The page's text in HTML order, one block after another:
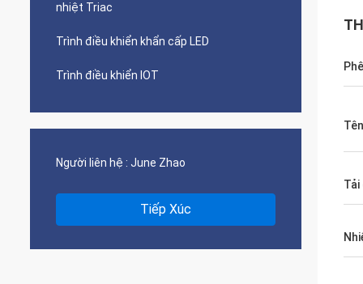
nhiệt Triac
Trình điều khiển khẩn cấp LED
Trình điều khiển IOT
Người liên hệ : June Zhao
Tiếp Xúc
Tải